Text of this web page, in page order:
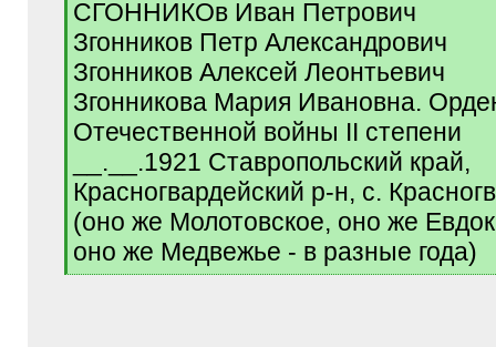
СГОННИКОв Иван Петрович
Згонников Петр Александрович
Згонников Алексей Леонтьевич
Згонникова Мария Ивановна.
Отечественной войны II степени
__.__.1921 Ставропольский край,
Красногвардейский р-н, с.
(оно же Молотовское, оно же
оно же Медвежье - в разные года)
[